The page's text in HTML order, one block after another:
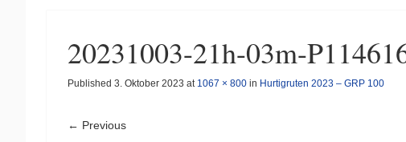
20231003-21h-03m-
Published 3. Oktober 2023 at 1067 × 800in Hurtigruten 2023 – GRP 100
← Previous